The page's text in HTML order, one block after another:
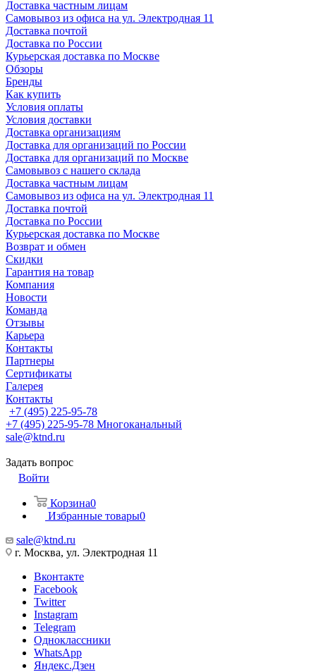
Доставка частным лицам
Самовывоз из офиса на ул. Электродная 11
Доставка почтой
Доставка по России
Курьерская доставка по Москве
Обзоры
Бренды
Как купить
Условия оплаты
Условия доставки
Доставка организациям
Доставка для организаций по России
Доставка для организаций по Москве
Самовывоз с нашего склада
Доставка частным лицам
Самовывоз из офиса на ул. Электродная 11
Доставка почтой
Доставка по России
Курьерская доставка по Москве
Возврат и обмен
Скидки
Гарантия на товар
Компания
Новости
Команда
Отзывы
Карьера
Контакты
Партнеры
Сертификаты
Галерея
Контакты
+7 (495) 225-95-78
+7 (495) 225-95-78 Многоканальный
sale@ktnd.ru
Задать вопрос
Войти
Корзина0
Избранные товары0
sale@ktnd.ru
г. Москва, ул. Электродная 11
Вконтакте
Facebook
Twitter
Instagram
Telegram
Одноклассники
WhatsApp
Яндекс.Дзен